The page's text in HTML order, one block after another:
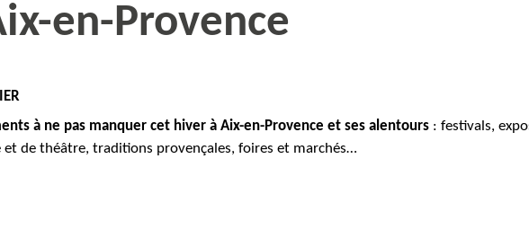
en-Provence
à ne pas manquer cet hiver à Aix-en-Provence et ses alentours: festivals,
et de théâtre, traditions provençales, foires et marchés…